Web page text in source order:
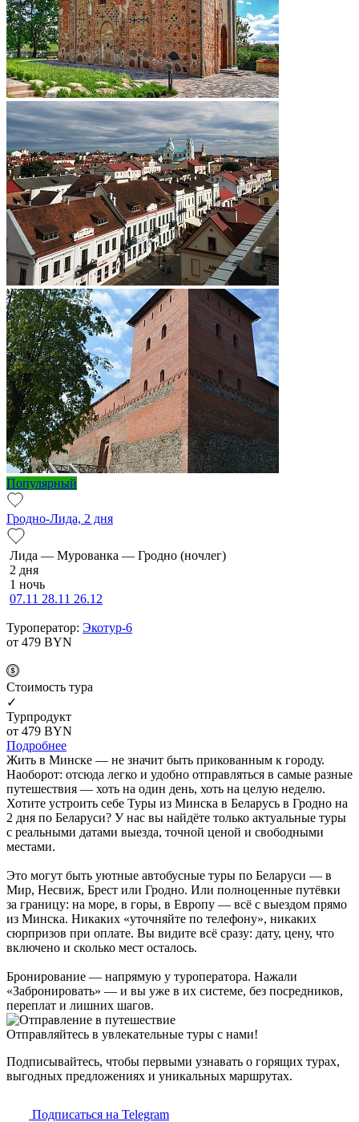
Популярный
Гродно-Лида, 2 дня
Ли­да — Мурованка — Грод­но (ночлег)
2 дня
1 ночь
07.11 28.11 26.12
Туроператор: Экотур-6
от 479 BYN
Cтоимость тура
✓
Турпродукт
от 479 BYN
Подробнее
Жить в Минске — не значит быть прикованным к городу.
Наоборот: отсюда легко и удобно отправляться в самые разные
путешествия — хоть на один день, хоть на целую неделю.
Хотите устроить себе Туры из Минска в Беларусь в Гродно на
2 дня по Беларуси? У нас вы найдёте только актуальные туры
с реальными датами выезда, точной ценой и свободными
местами.
Это могут быть уютные автобусные туры по Беларуси — в
Мир, Несвиж, Брест или Гродно. Или полноценные путёвки
за границу: на море, в горы, в Европу — всё с выездом прямо
из Минска. Никаких «уточняйте по телефону», никаких
сюрпризов при оплате. Вы видите всё сразу: дату, цену, что
включено и сколько мест осталось.
Бронирование — напрямую у туроператора. Нажали
«Забронировать» — и вы уже в их системе, без посредников,
переплат и лишних шагов.
Отправляйтесь в увлекательные туры с нами!
Подписывайтесь, чтобы первыми узнавать о горящих турах,
выгодных предложениях и уникальных маршрутах.
Подписаться на Telegram